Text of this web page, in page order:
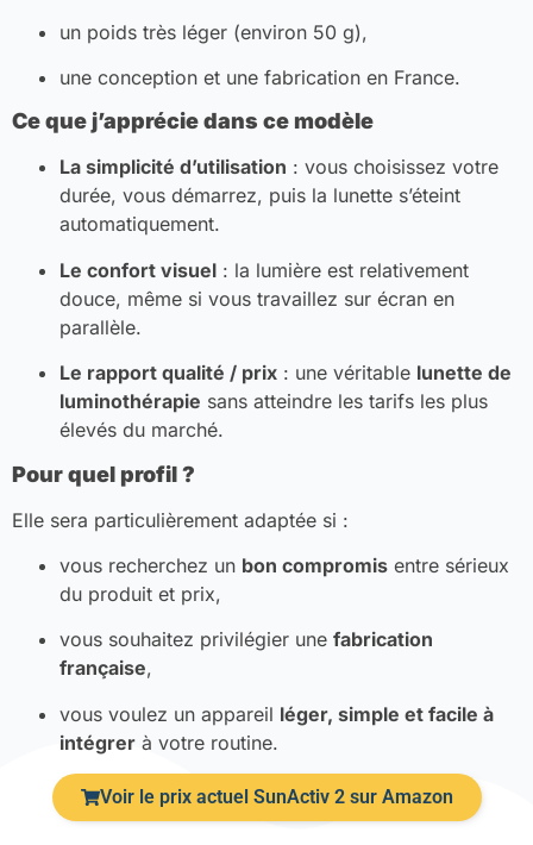
un poids très léger (environ 50 g),
une conception et une fabrication en France.
Ce que j’apprécie dans ce modèle
La simplicité d’utilisation : vous choisissez votre
durée, vous démarrez, puis la lunette s’éteint
automatiquement.
Le confort visuel : la lumière est relativement
douce, même si vous travaillez sur écran en
parallèle.
Le rapport qualité / prix : une véritable lunette de
luminothérapie sans atteindre les tarifs les plus
élevés du marché.
Pour quel profil ?
Elle sera particulièrement adaptée si :
vous recherchez un bon compromis entre sérieux
du produit et prix,
vous souhaitez privilégier une fabrication
française,
vous voulez un appareil léger, simple et facile à
intégrer à votre routine.
Voir le prix actuel SunActiv 2 sur Amazon